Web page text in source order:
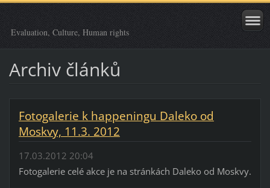
Evaluation, Culture, Human rights
Archiv článků
Fotogalerie k happeningu Daleko od
Moskvy, 11.3. 2012
17.03.2012 20:04
Fotogalerie celé akce je na stránkách Daleko od Moskvy.